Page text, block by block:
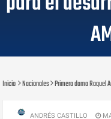
Inicio Nacionales Primera dama Raquel
ANDRÉS CASTILLO